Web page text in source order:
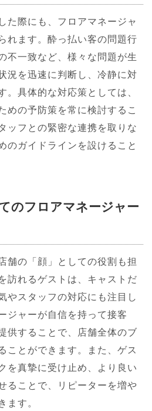
た際にも、フロアマネージャ
れます。酔っ払い客の問題行
不一致など、様々な問題が生
況を迅速に判断し、冷静に対
。具体的な対応策としては、
めの予防策を常に検討するこ
ッフとの緊密な連携を取りな
のガイドラインを設けること
のフロアマネージャー
舗の「顔」としての役割も担
訪れるゲストは、キャストだ
やスタッフの対応にも注目し
ジャーが自信を持って接客
供することで、店舗全体のブ
ことができます。また、ゲス
を真摯に受け止め、より良い
ることで、リピーターを増や
ます。